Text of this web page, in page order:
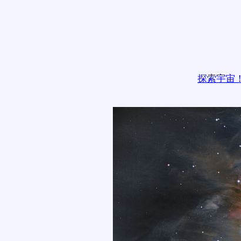
探索宇宙！